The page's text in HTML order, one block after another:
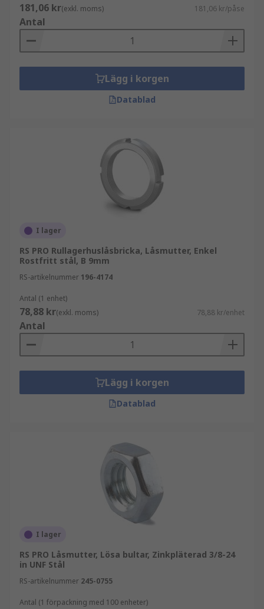
181,06 kr(exkl. moms) 181,06 kr/påse
Antal
Lägg i korgen
Datablad
I lager
RS PRO Rullagerhuslåsbricka, Låsmutter, Enkel
Rostfritt stål, B 9mm
RS-artikelnummer 196-4174
Antal (1 enhet)
78,88 kr(exkl. moms) 78,88 kr/enhet
Antal
Lägg i korgen
Datablad
I lager
RS PRO Låsmutter, Lösa bultar, Zinkpläterad 3/8-24
in UNF Stål
RS-artikelnummer 245-0755
Antal (1 förpackning med 100 enheter)